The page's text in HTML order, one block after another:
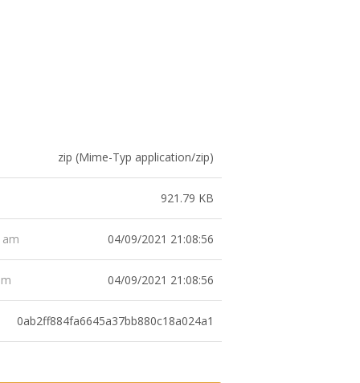
zip (Mime-Typ application/zip)
921.79 KB
04/09/2021 21:08:56
04/09/2021 21:08:56
0ab2ff884fa6645a37bb880c18a024a1